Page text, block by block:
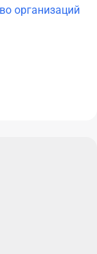
организаций